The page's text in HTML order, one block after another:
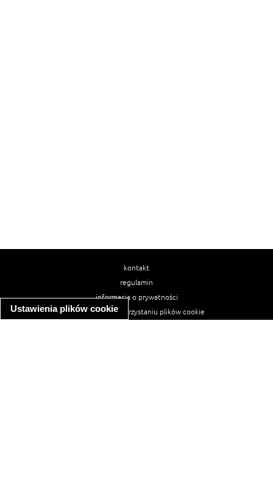
Ustawienia plików cookie
kontakt
regulamin
informacja o prywatności
informacja o wykorzystaniu plików cookie